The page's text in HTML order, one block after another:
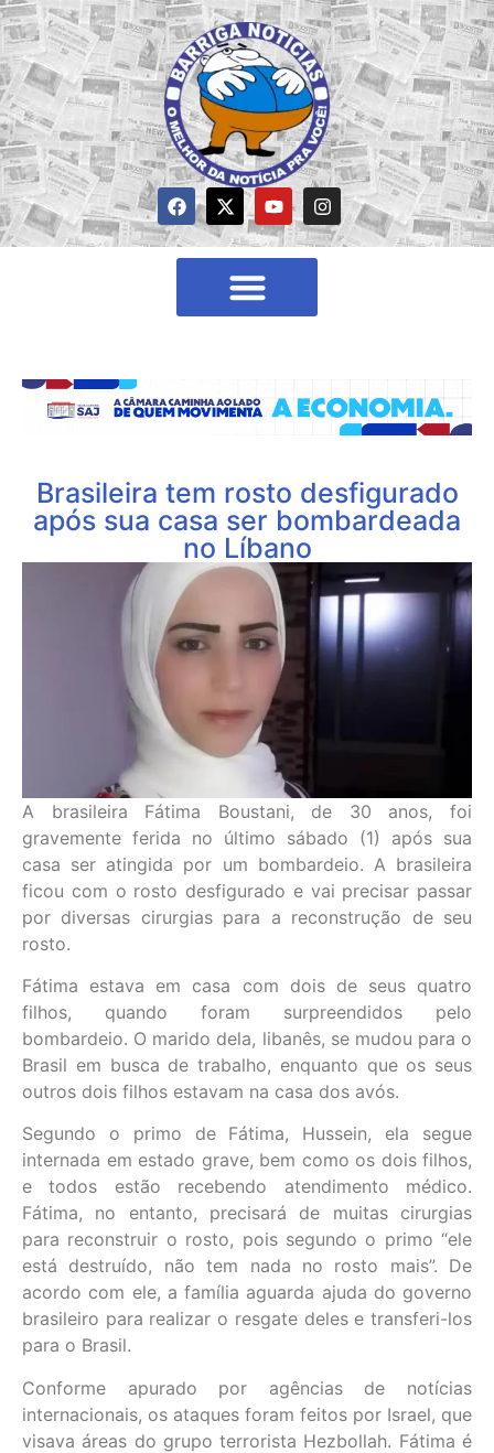
Brasileira tem rosto desfigurado
após sua casa ser bombardeada
no Líbano
A brasileira Fátima Boustani, de 30 anos, foi
gravemente ferida no último sábado (1) após sua
casa ser atingida por um bombardeio. A brasileira
ficou com o rosto desfigurado e vai precisar passar
por diversas cirurgias para a reconstrução de seu
rosto.
Fátima estava em casa com dois de seus quatro
filhos, quando foram surpreendidos pelo
bombardeio. O marido dela, libanês, se mudou para o
Brasil em busca de trabalho, enquanto que os seus
outros dois filhos estavam na casa dos avós.
Segundo o primo de Fátima, Hussein, ela segue
internada em estado grave, bem como os dois filhos,
e todos estão recebendo atendimento médico.
Fátima, no entanto, precisará de muitas cirurgias
para reconstruir o rosto, pois segundo o primo “ele
está destruído, não tem nada no rosto mais”. De
acordo com ele, a família aguarda ajuda do governo
brasileiro para realizar o resgate deles e transferi-los
para o Brasil.
Conforme apurado por agências de notícias
internacionais, os ataques foram feitos por Israel, que
visava áreas do grupo terrorista Hezbollah. Fátima é